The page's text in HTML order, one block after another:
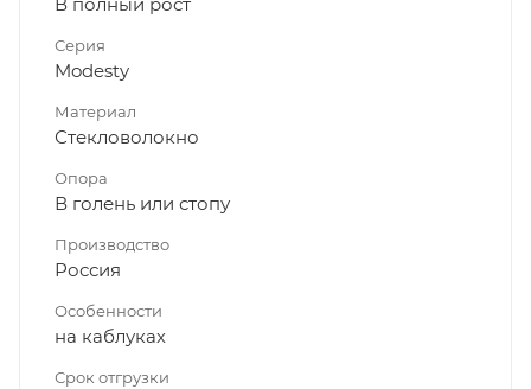
Серия
Modesty
Материал
Стекловолокно
Опора
В голень или стопу
Производство
Россия
Особенности
на каблуках
Срок отгрузки